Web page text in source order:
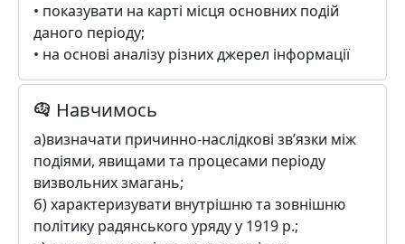
• показувати на карті місця основних подій
даного періоду;
• на основі аналізу різних джерел інформації
Навчимось
а)визначати причинно-наслідкові зв’язки між
подіями, явищами та процесами періоду
визвольних змагань;
б) характеризувати внутрішню та зовнішню
політику радянського уряду у 1919 р.;